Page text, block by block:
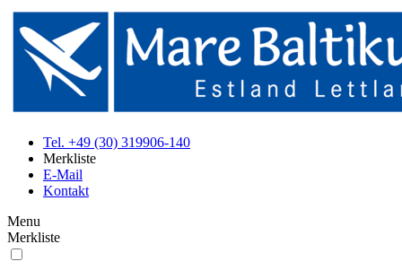
Tel. +49 (30) 319906-140
Merkliste
E-Mail
Kontakt
Menu
Merkliste